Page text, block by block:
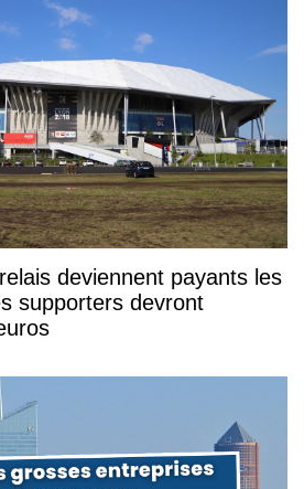
deviennent payants les
supporters devront